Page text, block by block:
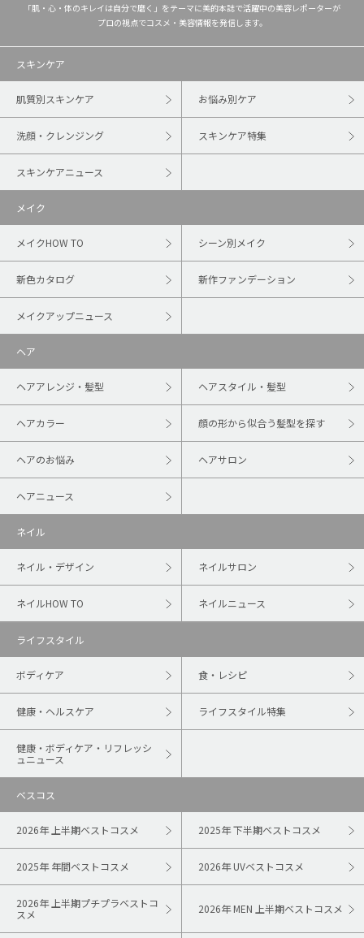
「肌・心・体のキレイは自分で磨く」をテーマに美的本誌で活躍中の美容レポーターが
プロの視点でコスメ・美容情報を発信します。
スキンケア
肌質別スキンケア お悩み別ケア
洗顔・クレンジング スキンケア特集
スキンケアニュース
メイク
メイクHOW TO シーン別メイク
新色カタログ 新作ファンデーション
メイクアップニュース
ヘア
ヘアアレンジ・髪型 ヘアスタイル・髪型
ヘアカラー 顔の形から似合う髪型を探す
ヘアのお悩み ヘアサロン
ヘアニュース
ネイル
ネイル・デザイン ネイルサロン
ネイルHOW TO ネイルニュース
ライフスタイル
ボディケア 食・レシピ
健康・ヘルスケア ライフスタイル特集
健康・ボディケア・リフレッシ
ュニュース
ベスコス
2026年 上半期ベストコスメ 2025年 下半期ベストコスメ
2025年 年間ベストコスメ 2026年 UVベストコスメ
2026年 上半期プチプラベストコ
スメ
2026年 MEN 上半期ベストコスメ